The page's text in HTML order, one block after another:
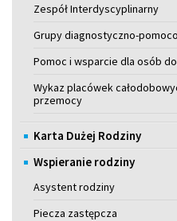
Zespół Interdyscyplinarny
Grupy diagnostyczno-
Pomoc i wsparcie dla osób
Wykaz placówek
przemocy
Karta Dużej Rodziny
Wspieranie rodziny
Asystent rodziny
Piecza zastępcza